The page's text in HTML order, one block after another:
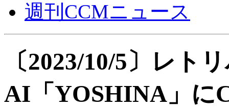
週刊CCMニュース
〔2023/10/5〕レト
AI「YOSHINA」に